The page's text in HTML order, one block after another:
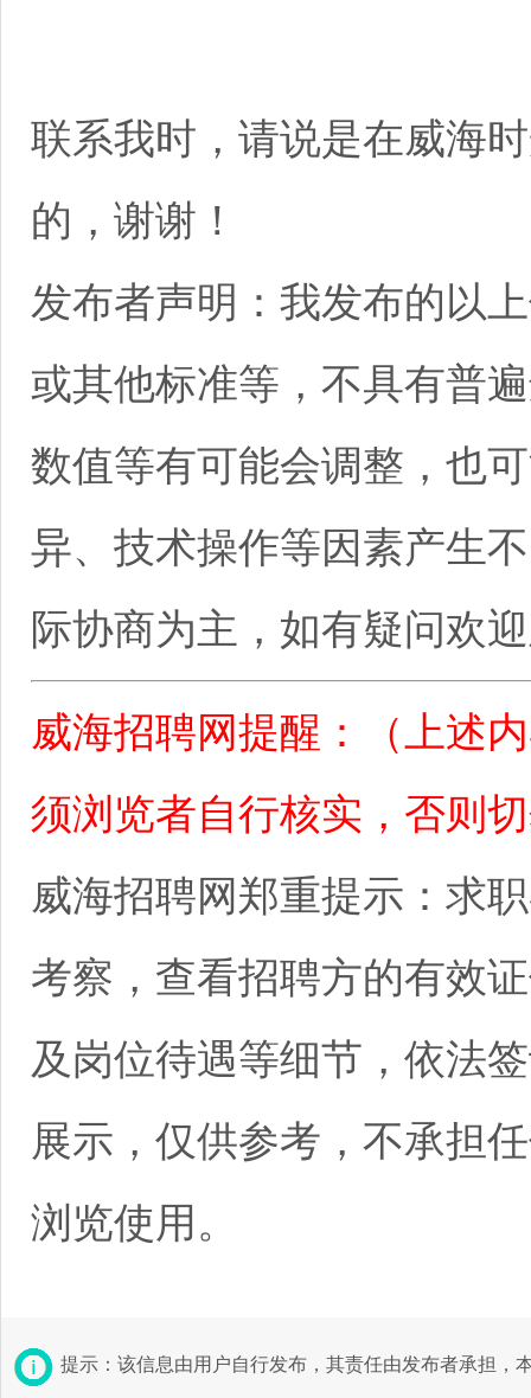
联系我时，请说是在威海
的，谢谢！
发布者声明：我发布的以
或其他标准等，不具有普
数值等有可能会调整，也
异、技术操作等因素产生
际协商为主，如有疑问欢
威海招聘网提醒：（上述
须浏览者自行核实，否则
威海招聘网郑重提示：求
考察，查看招聘方的有效
及岗位待遇等细节，依法
展示，仅供参考，不承担
浏览使用。
提示：该信息由用户自行发布，其责任由发布者承担，